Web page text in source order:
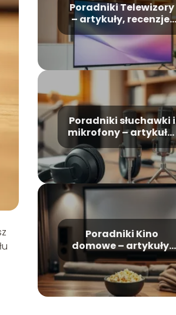
Poradniki Telewizory
– artykuły, recenzje,
rankingi
Poradniki słuchawki i
mikrofony – artykuły,
recenzje, rankingi
Poradniki Kino
domowe – artykuły,
recenzje, rankingi